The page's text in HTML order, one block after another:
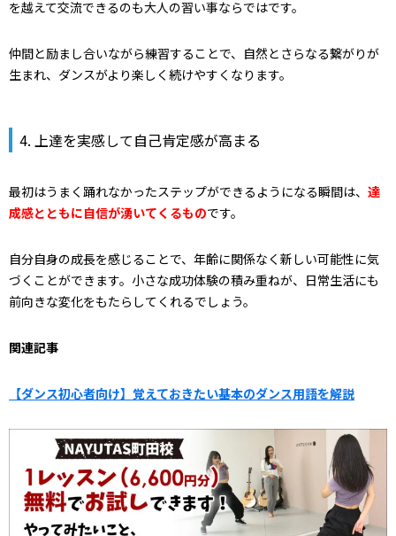
を越えて交流できるのも大人の習い事ならではです。
仲間と励まし合いながら練習することで、自然とさらなる繋がりが
生まれ、ダンスがより楽しく続けやすくなります。
4. 上達を実感して自己肯定感が高まる
最初はうまく踊れなかったステップができるようになる瞬間は、 達
成感とともに自信が湧いてくるものです。
自分自身の成長を感じることで、年齢に関係なく新しい可能性に気
づくことができます。 小さな成功体験の積み重ねが、日常生活にも
前向きな変化をもたらしてくれるでしょう。
関連記事
【ダンス初心者向け】覚えておきたい基本のダンス用語を解説